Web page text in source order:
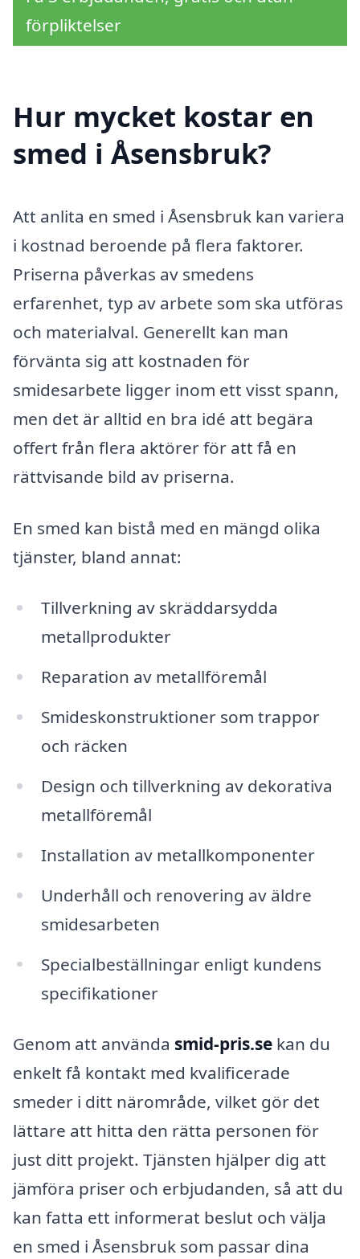
förpliktelser
Hur mycket kostar en
smed i Åsensbruk?
Att anlita en smed i Åsensbruk kan variera
i kostnad beroende på flera faktorer.
Priserna påverkas av smedens
erfarenhet, typ av arbete som ska utföras
och materialval. Generellt kan man
förvänta sig att kostnaden för
smidesarbete ligger inom ett visst spann,
men det är alltid en bra idé att begära
offert från flera aktörer för att få en
rättvisande bild av priserna.
En smed kan bistå med en mängd olika
tjänster, bland annat:
Tillverkning av skräddarsydda
metallprodukter
Reparation av metallföremål
Smideskonstruktioner som trappor
och räcken
Design och tillverkning av dekorativa
metallföremål
Installation av metallkomponenter
Underhåll och renovering av äldre
smidesarbeten
Specialbeställningar enligt kundens
specifikationer
Genom att använda smid-pris.se kan du
enkelt få kontakt med kvalificerade
smeder i ditt närområde, vilket gör det
lättare att hitta den rätta personen för
just ditt projekt. Tjänsten hjälper dig att
jämföra priser och erbjudanden, så att du
kan fatta ett informerat beslut och välja
en smed i Åsensbruk som passar dina